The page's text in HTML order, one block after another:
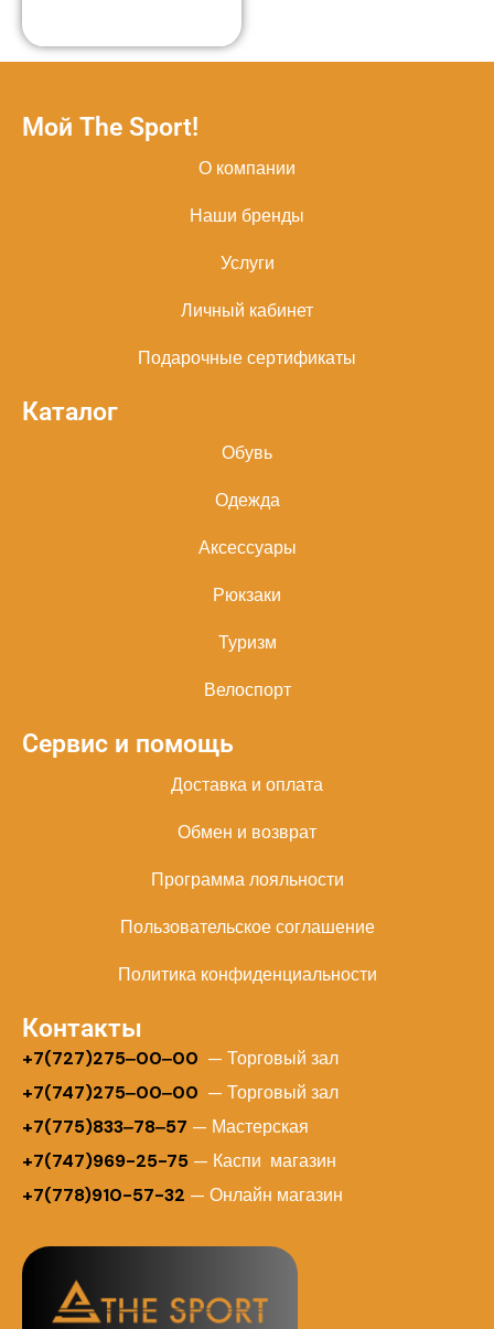
Мой The Sport!
О компании
Наши бренды
Услуги
Личный кабинет
Подарочные сертификаты
Каталог
Обувь
Одежда
Аксессуары
Рюкзаки
Туризм
Велоспорт
Сервис и помощь
Доставка и оплата
Обмен и возврат
Программа лояльности
Пользовательское соглашение
Политика конфиденциальности
Контакты
+7(727)275‒00‒00 — Торговый зал
+7(747)275‒00‒00 — Торговый зал
+7(775)833‒78‒57 — Мастерская
+7(747)969-25-75 — Каспи магазин
+7(778)910-57-32 — Онлайн магазин